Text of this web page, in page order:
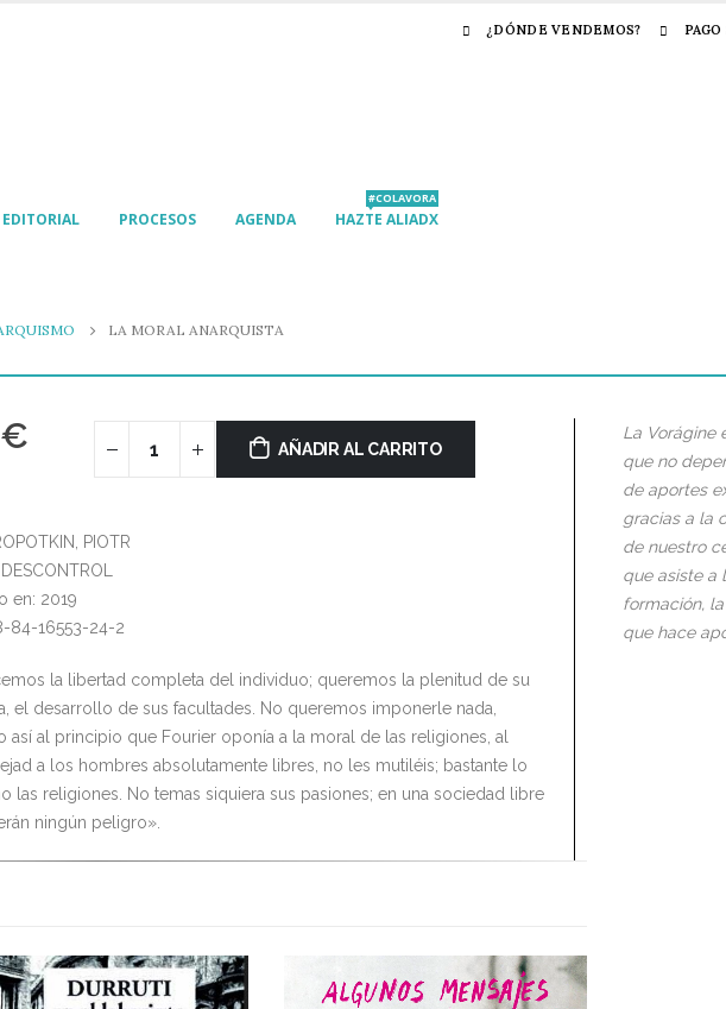
¿DÓNDE VENDEMOS?
EDITORIAL PROCESOS AGENDA HAZTE ALIADX
#COLAVORA
LA MORAL ANARQUISTA
€ AÑADIR AL CARRITO
PIOTR
en: 2019
84-16553-24-2
la libertad completa del individuo; queremos la plenitud de su
el desarrollo de sus facultades. No queremos imponerle nada,
así al principio que Fourier oponía a la moral de las religiones, al
a los hombres absolutamente libres, no les mutiléis; bastante lo
las religiones. No temas siquiera sus pasiones; en una sociedad libre
ningún peligro».
La Vorágine
que no
de aportes
gracias a la
de nuestro
que asiste a
formación,
que hace